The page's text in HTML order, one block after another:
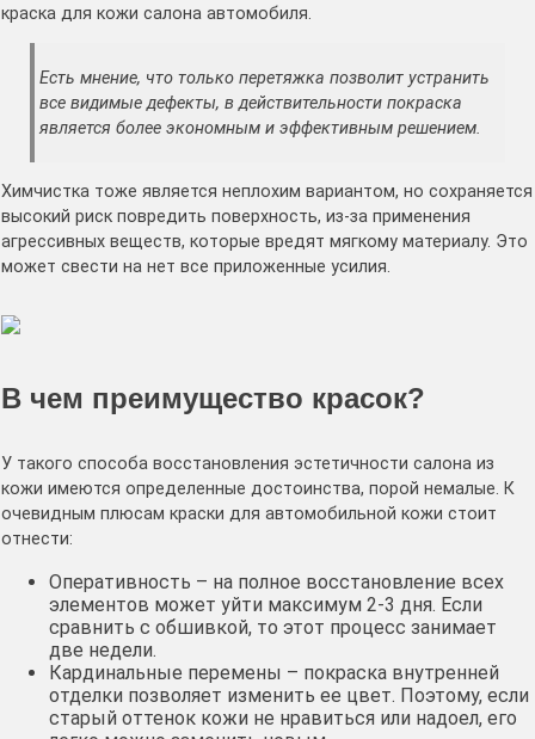
краска для кожи салона автомобиля.
Есть мнение, что только перетяжка позволит устранить
все видимые дефекты, в действительности покраска
является более экономным и эффективным решением.
Химчистка тоже является неплохим вариантом, но сохраняется
высокий риск повредить поверхность, из-за применения
агрессивных веществ, которые вредят мягкому материалу. Это
может свести на нет все приложенные усилия.
В чем преимущество красок?
У такого способа восстановления эстетичности салона из
кожи имеются определенные достоинства, порой немалые. К
очевидным плюсам краски для автомобильной кожи стоит
отнести:
Оперативность – на полное восстановление всех
элементов может уйти максимум 2-3 дня. Если
сравнить с обшивкой, то этот процесс занимает
две недели.
Кардинальные перемены – покраска внутренней
отделки позволяет изменить ее цвет. Поэтому, если
старый оттенок кожи не нравиться или надоел, его